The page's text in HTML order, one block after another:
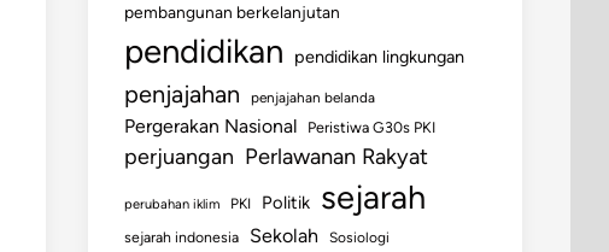
pembangunan berkelanjutan
pendidikan pendidikan lingkungan
penjajahan penjajahan belanda
Pergerakan Nasional Peristiwa G30s PKI
perjuangan Perlawanan Rakyat
perubahan iklim PKI Politik sejarah
sejarah indonesia Sekolah Sosiologi